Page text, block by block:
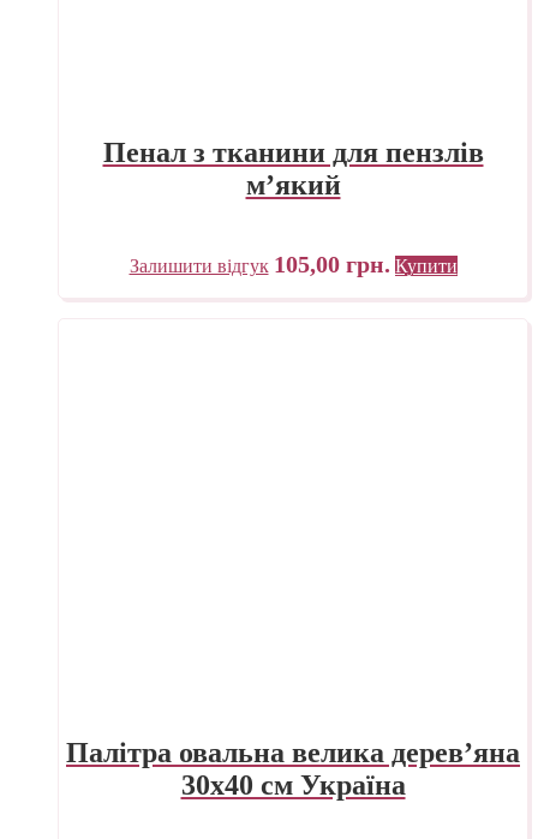
Пенал з тканини для пензлів
м’який
Залишити відгук 105,00 грн. Купити
Палітра овальна велика дерев’яна
30х40 см Україна